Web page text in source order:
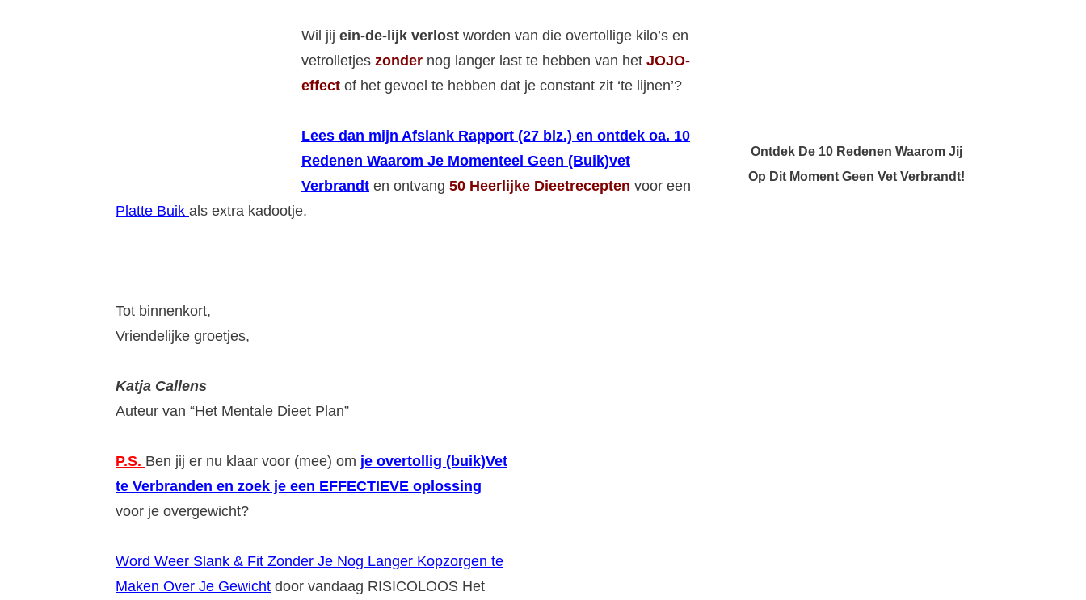
Wil jij ein-de-lijk verlost worden van die overtollige kilo’s en
vetrolletjes zonder nog langer last te hebben van het JOJO-
effect of het gevoel te hebben dat je constant zit ‘te lijnen’?
Lees dan mijn Afslank Rapport (27 blz.) en ontdek oa. 10
Redenen Waarom Je Momenteel Geen (Buik)vet
Verbrandt en ontvang 50 Heerlijke Dieetrecepten voor een
Platte Buik als extra kadootje.
Tot binnenkort,
Vriendelijke groetjes,
Katja Callens
Auteur van “Het Mentale Dieet Plan”
P.S. Ben jij er nu klaar voor (mee) om je overtollig (buik)Vet
te Verbranden en zoek je een EFFECTIEVE oplossing
voor je overgewicht?
Word Weer Slank & Fit Zonder Je Nog Langer Kopzorgen te
Maken Over Je Gewicht door vandaag RISICOLOOS Het
Ontdek De 10 Redenen Waarom Jij
Op Dit Moment Geen Vet Verbrandt!